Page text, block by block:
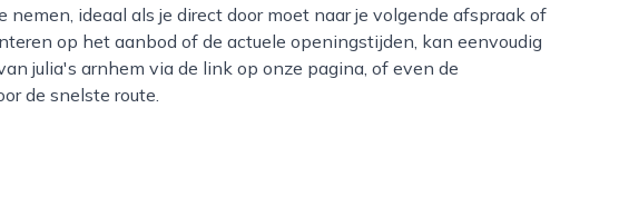
nemen, ideaal als je direct door moet naar je volgende afspraak of
op het aanbod of de actuele openingstijden, kan eenvoudig
julia's arnhem via de link op onze pagina, of even de
de snelste route.